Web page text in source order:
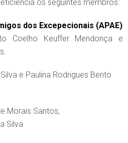
os seguintes membros:
dos Excepecionais (APAE)
Coelho Keuffer Mendonça e
e Paulina Rodrigues Bento
Morais Santos,
Silva